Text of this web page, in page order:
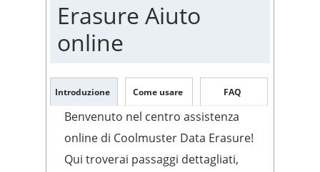
Erasure Aiuto
online
Introduzione Come usare FAQ
Benvenuto nel centro assistenza
online di Coolmuster Data Erasure!
Qui troverai passaggi dettagliati,